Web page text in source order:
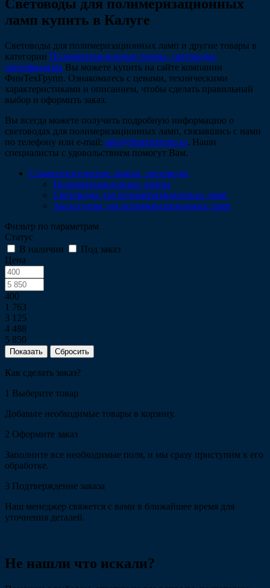
Световоды для полимеризационных
ламп купить в Калуге
Световоды для полимеризационных ламп и другие товары в
категории Полимеризационные лампы, световоды,
светофильтры Вы можете купить на сайте компании
ФинТехГрупп. Ознакомьтесь с ценами, техническими
характеристиками и описанием, чтобы сделать правильный
выбор и оформить заказ.
Вы всегда можете получить подробную информацию о
световодах для полимеризационных ламп, связавшись с нами
по телефону или e-mail: info@fintechgroup.ru. Наши
специалисты с удовольствием помогут Вам.
Стоматологические лампы, световоды
Полимеризационные лампы
Световоды для полимеризационных ламп
Аксессуары для полимеризационных ламп
Фильтр по параметрам
Статус
В наличии
Под заказ
Цена
400
1 763
3 125
4 488
5 850
Сбросить
Как сделать заказ?
1 Выберите товар
Добавьте необходимые товары в корзину.
2 Оформите заказ
Заполните все необходимые поля, и мы сразу приступим к его
обработке.
3 Подтверждение заказа
Наш менеджер свяжется с вами в ближайшее время для
уточнения деталей.
Не нашли что искали?